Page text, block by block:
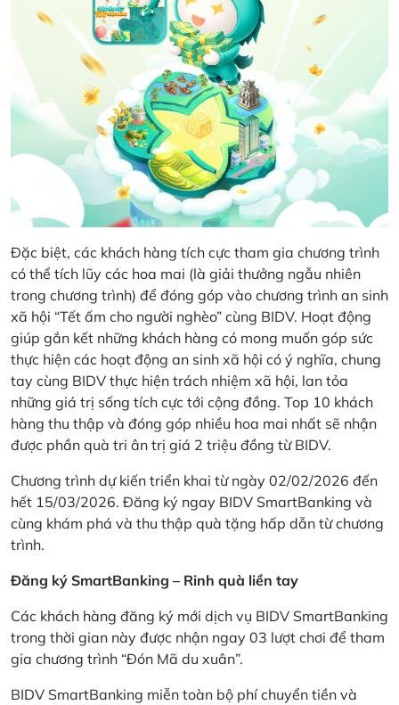
Đặc biệt, các khách hàng tích cực tham gia chương trình
có thể tích lũy các hoa mai (là giải thưởng ngẫu nhiên
trong chương trình) để đóng góp vào chương trình an sinh
xã hội “Tết ấm cho người nghèo” cùng BIDV. Hoạt động
giúp gắn kết những khách hàng có mong muốn góp sức
thực hiện các hoạt động an sinh xã hội có ý nghĩa, chung
tay cùng BIDV thực hiện trách nhiệm xã hội, lan tỏa
những giá trị sống tích cực tới cộng đồng. Top 10 khách
hàng thu thập và đóng góp nhiều hoa mai nhất sẽ nhận
được phần quà tri ân trị giá 2 triệu đồng từ BIDV.
Chương trình dự kiến triển khai từ ngày 02/02/2026 đến
hết 15/03/2026. Đăng ký ngay BIDV SmartBanking và
cùng khám phá và thu thập quà tặng hấp dẫn từ chương
trình.
Đăng ký SmartBanking – Rinh quà liền tay
Các khách hàng đăng ký mới dịch vụ BIDV SmartBanking
trong thời gian này được nhận ngay 03 lượt chơi để tham
gia chương trình “Đón Mã du xuân”.
BIDV SmartBanking miễn toàn bộ phí chuyển tiền và